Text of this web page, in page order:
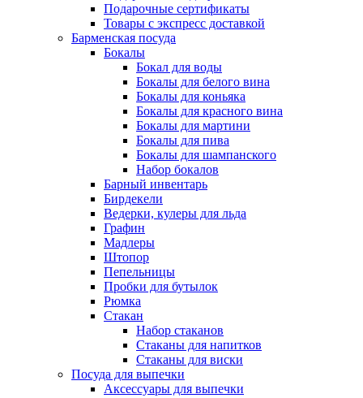
Подарочные сертификаты
Товары с экспресс доставкой
Барменская посуда
Бокалы
Бокал для воды
Бокалы для белого вина
Бокалы для коньяка
Бокалы для красного вина
Бокалы для мартини
Бокалы для пива
Бокалы для шампанского
Набор бокалов
Барный инвентарь
Бирдекели
Ведерки, кулеры для льда
Графин
Мадлеры
Штопор
Пепельницы
Пробки для бутылок
Рюмка
Стакан
Набор стаканов
Стаканы для напитков
Стаканы для виски
Посуда для выпечки
Аксессуары для выпечки